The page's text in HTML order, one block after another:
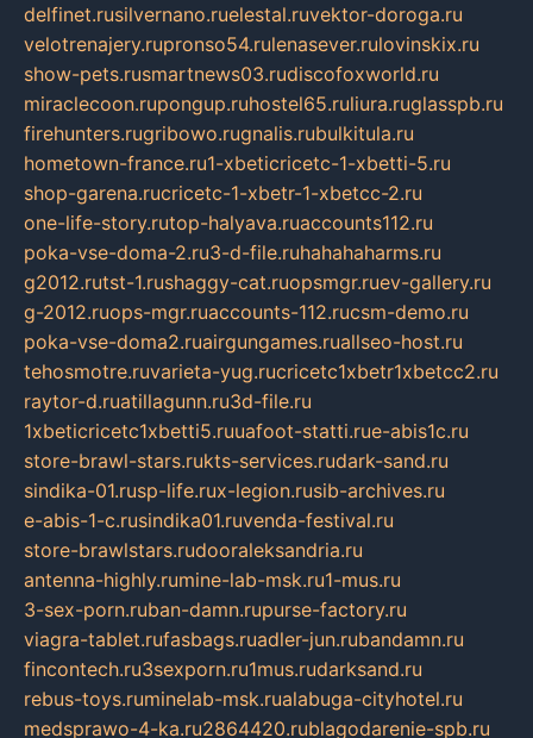
delfinet.rusilvernano.ruelestal.ruvektor-doroga.ru
velotrenajery.rupronso54.rulenasever.rulovinskix.ru
show-pets.rusmartnews03.rudiscofoxworld.ru
miraclecoon.rupongup.ruhostel65.ruliura.ruglasspb.ru
firehunters.rugribowo.rugnalis.rubulkitula.ru
hometown-france.ru1-xbeticricetc-1-xbetti-5.ru
shop-garena.rucricetc-1-xbetr-1-xbetcc-2.ru
one-life-story.rutop-halyava.ruaccounts112.ru
poka-vse-doma-2.ru3-d-file.ruhahahaharms.ru
g2012.rutst-1.rushaggy-cat.ruopsmgr.ruev-gallery.ru
g-2012.ruops-mgr.ruaccounts-112.rucsm-demo.ru
poka-vse-doma2.ruairgungames.ruallseo-host.ru
tehosmotre.ruvarieta-yug.rucricetc1xbetr1xbetcc2.ru
raytor-d.ruatillagunn.ru3d-file.ru
1xbeticricetc1xbetti5.ruuafoot-statti.rue-abis1c.ru
store-brawl-stars.rukts-services.rudark-sand.ru
sindika-01.rusp-life.rux-legion.rusib-archives.ru
e-abis-1-c.rusindika01.ruvenda-festival.ru
store-brawlstars.rudooraleksandria.ru
antenna-highly.rumine-lab-msk.ru1-mus.ru
3-sex-porn.ruban-damn.rupurse-factory.ru
viagra-tablet.rufasbags.ruadler-jun.rubandamn.ru
fincontech.ru3sexporn.ru1mus.rudarksand.ru
rebus-toys.ruminelab-msk.rualabuga-cityhotel.ru
medsprawo-4-ka.ru2864420.rublagodarenie-spb.ru